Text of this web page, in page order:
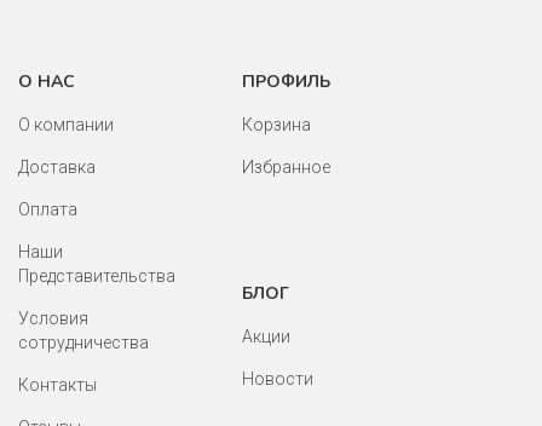
О НАС
О компании
Доставка
Оплата
Наши
Представительства
Условия
сотрудничества
Контакты
ПРОФИЛЬ
Корзина
Избранное
БЛОГ
Акции
Новости